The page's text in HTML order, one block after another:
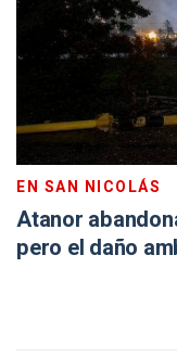
EN SAN NICOLÁS
Atanor
pero el daño